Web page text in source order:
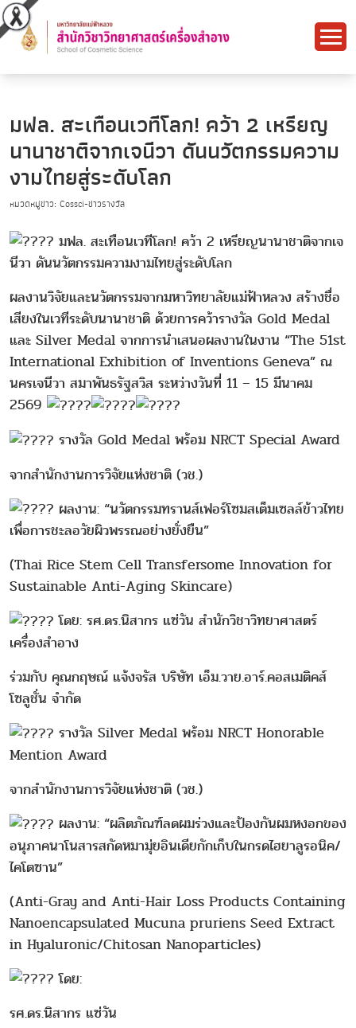
มฟล. สะเทือนเวทีโลก! คว้า 2 เหรียญ
นานาชาติจากเจนีวา ดันนวัตกรรมความ
งามไทยสู่ระดับโลก
หมวดหมู่ข่าว: Cossci-ข่าวรางวัล
มฟล. สะเทือนเวทีโลก! คว้า 2 เหรียญนานาชาติจากเจ
นีวา ดันนวัตกรรมความงามไทยสู่ระดับโลก
ผลงานวิจัยและนวัตกรรมจากมหาวิทยาลัยแม่ฟ้าหลวง สร้างชื่อ
เสียงในเวทีระดับนานาชาติ ด้วยการคว้ารางวัล Gold Medal
และ Silver Medal จากการนำเสนอผลงานในงาน “The 51st
International Exhibition of Inventions Geneva” ณ
นครเจนีวา สมาพันธรัฐสวิส ระหว่างวันที่ 11 – 15 มีนาคม
2569
รางวัล Gold Medal พร้อม NRCT Special Award
จากสำนักงานการวิจัยแห่งชาติ (วช.)
ผลงาน: “นวัตกรรมทรานส์เฟอร์โซมสเต็มเซลล์ข้าวไทย
เพื่อการชะลอวัยผิวพรรณอย่างยั่งยืน”
(Thai Rice Stem Cell Transfersome Innovation for
Sustainable Anti-Aging Skincare)
โดย: รศ.ดร.นิสากร แซ่วัน สำนักวิชาวิทยาศาสตร์
เครื่องสำอาง
ร่วมกับ คุณกฤษณ์ แจ้งจรัส บริษัท เอ็ม.วาย.อาร์.คอสเมติคส์
โซลูชั่น จำกัด
รางวัล Silver Medal พร้อม NRCT Honorable
Mention Award
จากสำนักงานการวิจัยแห่งชาติ (วช.)
ผลงาน: “ผลิตภัณฑ์ลดผมร่วงและป้องกันผมหงอกของ
อนุภาคนาโนสารสกัดหมามุ่ยอินเดียกักเก็บในกรดไฮยาลูรอนิค/
ไคโตซาน”
(Anti-Gray and Anti-Hair Loss Products Containing
Nanoencapsulated Mucuna pruriens Seed Extract
in Hyaluronic/Chitosan Nanoparticles)
โดย:
รศ.ดร.นิสากร แซ่วัน